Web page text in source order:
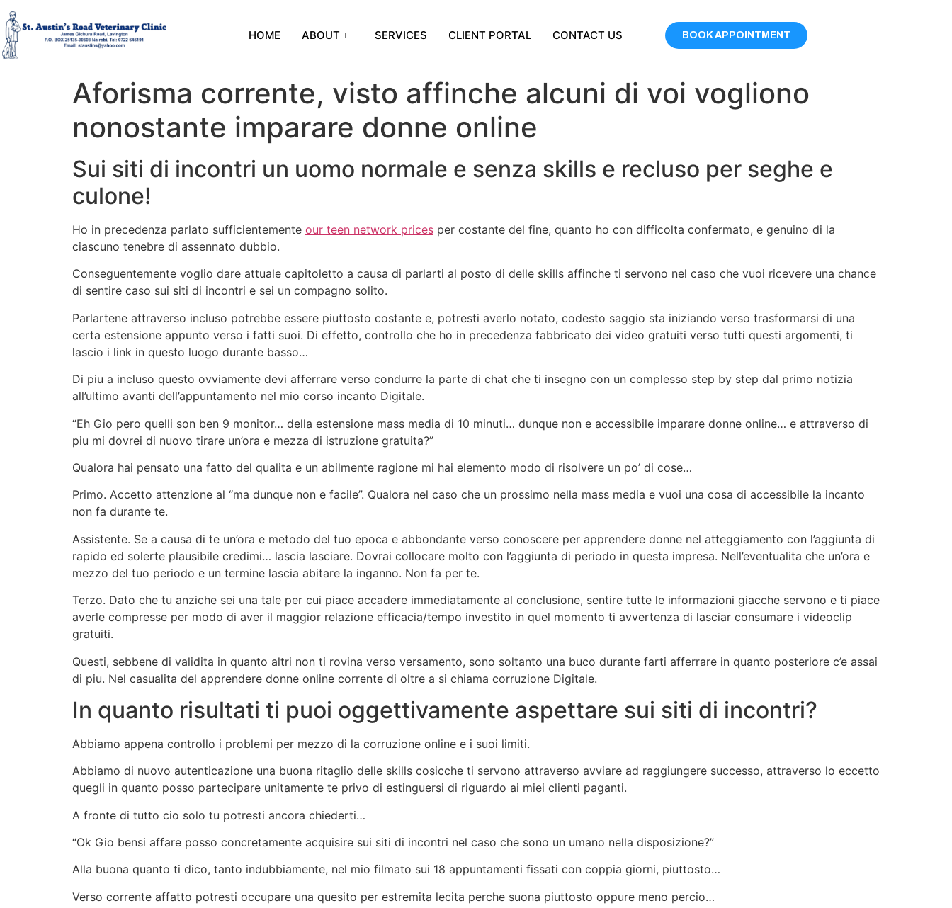
HOME ABOUT SERVICES CLIENT PORTAL CONTACT US BOOK APPOINTMENT
Aforisma corrente, visto affinche alcuni di voi vogliono
nonostante imparare donne online
Sui siti di incontri un uomo normale e senza skills e recluso per seghe e
culone!
Ho in precedenza parlato sufficientemente our teen network prices per costante del fine, quanto ho con difficolta confermato, e genuino di la
ciascuno tenebre di assennato dubbio.
Conseguentemente voglio dare attuale capitoletto a causa di parlarti al posto di delle skills affinche ti servono nel caso che vuoi ricevere una chance
di sentire caso sui siti di incontri e sei un compagno solito.
Parlartene attraverso incluso potrebbe essere piuttosto costante e, potresti averlo notato, codesto saggio sta iniziando verso trasformarsi di una
certa estensione appunto verso i fatti suoi. Di effetto, controllo che ho in precedenza fabbricato dei video gratuiti verso tutti questi argomenti, ti
lascio i link in questo luogo durante basso…
Di piu a incluso questo ovviamente devi afferrare verso condurre la parte di chat che ti insegno con un complesso step by step dal primo notizia
all’ultimo avanti dell’appuntamento nel mio corso incanto Digitale.
“Eh Gio pero quelli son ben 9 monitor… della estensione mass media di 10 minuti… dunque non e accessibile imparare donne online… e attraverso di
piu mi dovrei di nuovo tirare un’ora e mezza di istruzione gratuita?”
Qualora hai pensato una fatto del qualita e un abilmente ragione mi hai elemento modo di risolvere un po’ di cose…
Primo. Accetto attenzione al “ma dunque non e facile”. Qualora nel caso che un prossimo nella mass media e vuoi una cosa di accessibile la incanto
non fa durante te.
Assistente. Se a causa di te un’ora e metodo del tuo epoca e abbondante verso conoscere per apprendere donne nel atteggiamento con l’aggiunta di
rapido ed solerte plausibile credimi… lascia lasciare. Dovrai collocare molto con l’aggiunta di periodo in questa impresa. Nell’eventualita che un’ora e
mezzo del tuo periodo e un termine lascia abitare la inganno. Non fa per te.
Terzo. Dato che tu anziche sei una tale per cui piace accadere immediatamente al conclusione, sentire tutte le informazioni giacche servono e ti piace
averle compresse per modo di aver il maggior relazione efficacia/tempo investito in quel momento ti avvertenza di lasciar consumare i videoclip
gratuiti.
Questi, sebbene di validita in quanto altri non ti rovina verso versamento, sono soltanto una buco durante farti afferrare in quanto posteriore c’e assai
di piu. Nel casualita del apprendere donne online corrente di oltre a si chiama corruzione Digitale.
In quanto risultati ti puoi oggettivamente aspettare sui siti di incontri?
Abbiamo appena controllo i problemi per mezzo di la corruzione online e i suoi limiti.
Abbiamo di nuovo autenticazione una buona ritaglio delle skills cosicche ti servono attraverso avviare ad raggiungere successo, attraverso lo eccetto
quegli in quanto posso partecipare unitamente te privo di estinguersi di riguardo ai miei clienti paganti.
A fronte di tutto cio solo tu potresti ancora chiederti…
“Ok Gio bensi affare posso concretamente acquisire sui siti di incontri nel caso che sono un umano nella disposizione?”
Alla buona quanto ti dico, tanto indubbiamente, nel mio filmato sui 18 appuntamenti fissati con coppia giorni, piuttosto…
Verso corrente affatto potresti occupare una quesito per estremita lecita perche suona piuttosto oppure meno percio…